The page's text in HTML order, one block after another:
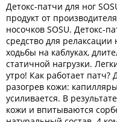
Детокс-патчи для ног
продукт от
носочков SOSU. Детокс-
средство для
ходьбы на каблуках,
статичной нагрузки.
утро! Как работает
разогрев кожи:
усиливается. В
кожи и впитываются